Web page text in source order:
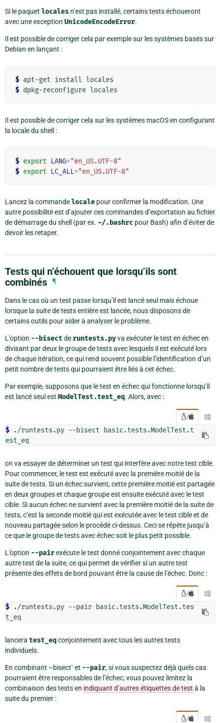
Si le paquet locales n’est pas installé, certains tests échoueront
avec une exception UnicodeEncodeError.
Il est possible de corriger cela par exemple sur les systèmes basés sur
Debian en lançant :
$
$
Il est possible de corriger cela sur les systèmes macOS en configurant
la locale du shell :
$ export LANG="en_US.UTF-8"
$ export LC_ALL="en_US.UTF-8"
Lancez la commandelocale pour confirmer la modification. Une
autre possibilité est d’ajouter ces commandes d’exportation au fichier
de démarrage du shell (par ex. ~/.bashrc pour Bash) afin d’éviter de
devoir les retaper.
Tests qui n’échouent que lorsqu’ils sont
combinés ¶
Dans le cas où un test passe lorsqu’il est lancé seul mais échoue
lorsque la suite de tests entière est lancée, nous disposons de
certains outils pour aider à analyser le problème.
L’option --bisectde runtests.pyva exécuter le test en échec en
divisant par deux le groupe de tests avec lesquels il est exécuté lors
de chaque itération, ce qui rend souvent possible l’identification d’un
petit nombre de tests qui pourraient être liés à cet échec.
Par exemple, supposons que le test en échec qui fonctionne lorsqu’il
est lancé seul est ModelTest.test_eq. Alors, avec :
/ 
$
./runtests.py --bisect basic.tests.ModelTest.t
on va essayer de déterminer un test qui interfère avec notre test cible.
Pour commencer, le test est exécuté avec la première moitié de la
suite de tests. Si un échec survient, cette première moitié est partagée
en deux groupes et chaque groupe est ensuite exécuté avec le test
cible. Si aucun échec ne survient avec la première moitié de la suite de
tests, c’est la seconde moitié qui est exécutée avec le test cible et de
nouveau partagée selon le procédé ci-dessus. Ceci se répète jusqu’à
ce que le groupe de tests avec échec soit le plus petit possible.
L’option --pairexécute le test donné conjointement avec chaque
autre test de la suite, ce qui permet de vérifier si un autre test
présente des effets de bord pouvant être la cause de l’échec. Donc :
/ 
$
./runtests.py --pair basic.tests.ModelTest.tes
lancera test_eqconjointement avec tous les autres tests
individuels.
En combinant –bisect` et --pair, si vous suspectez déjà quels cas
pourraient être responsables de l’échec, vous pouvez limitez la
combinaison des tests en indiquant d’autres étiquettes de test à la
suite du premier :
/ 